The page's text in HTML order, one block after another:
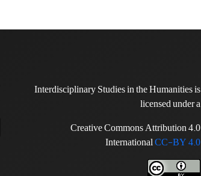
Interdisciplinary Studies in the Humanities is
licensed under a
Creative Commons Attribution 4.0
InternationalCC-BY 4.0